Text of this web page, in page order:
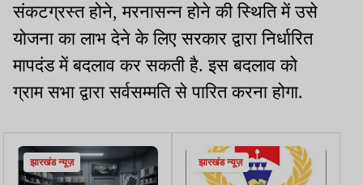
संकटग्रस्त होने, मरनासन्न होने की स्थिति में उसे
योजना का लाभ देने के लिए सरकार द्वारा निर्धारित
मापदंड में बदलाव कर सकती है. इस बदलाव को
ग्राम सभा द्वारा सर्वसम्मति से पारित करना होगा.
झारखंड न्यूज़ झारखंड न्यूज़